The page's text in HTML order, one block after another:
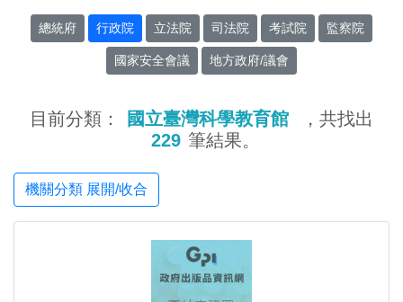
總統府 行政院 立法院 司法院 考試院 監察院
國家安全會議 地方政府/議會
目前分類： 國立臺灣科學教育館
，共找出
229 筆結果。
機關分類 展開/收合